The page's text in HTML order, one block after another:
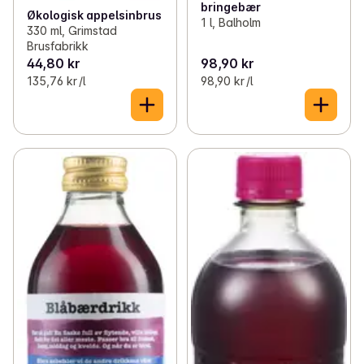
Økologisk appelsinbrus
330 ml, Grimstad
Brusfabrikk
44,80 kr
135,76 kr /l
bringebær
1 l, Balholm
98,90 kr
98,90 kr /l